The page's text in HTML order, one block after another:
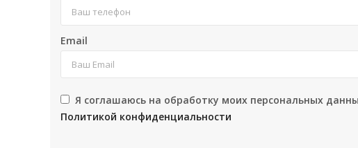
Email
Я соглашаюсь на обработку моих персональных
Политикой конфиденциальности